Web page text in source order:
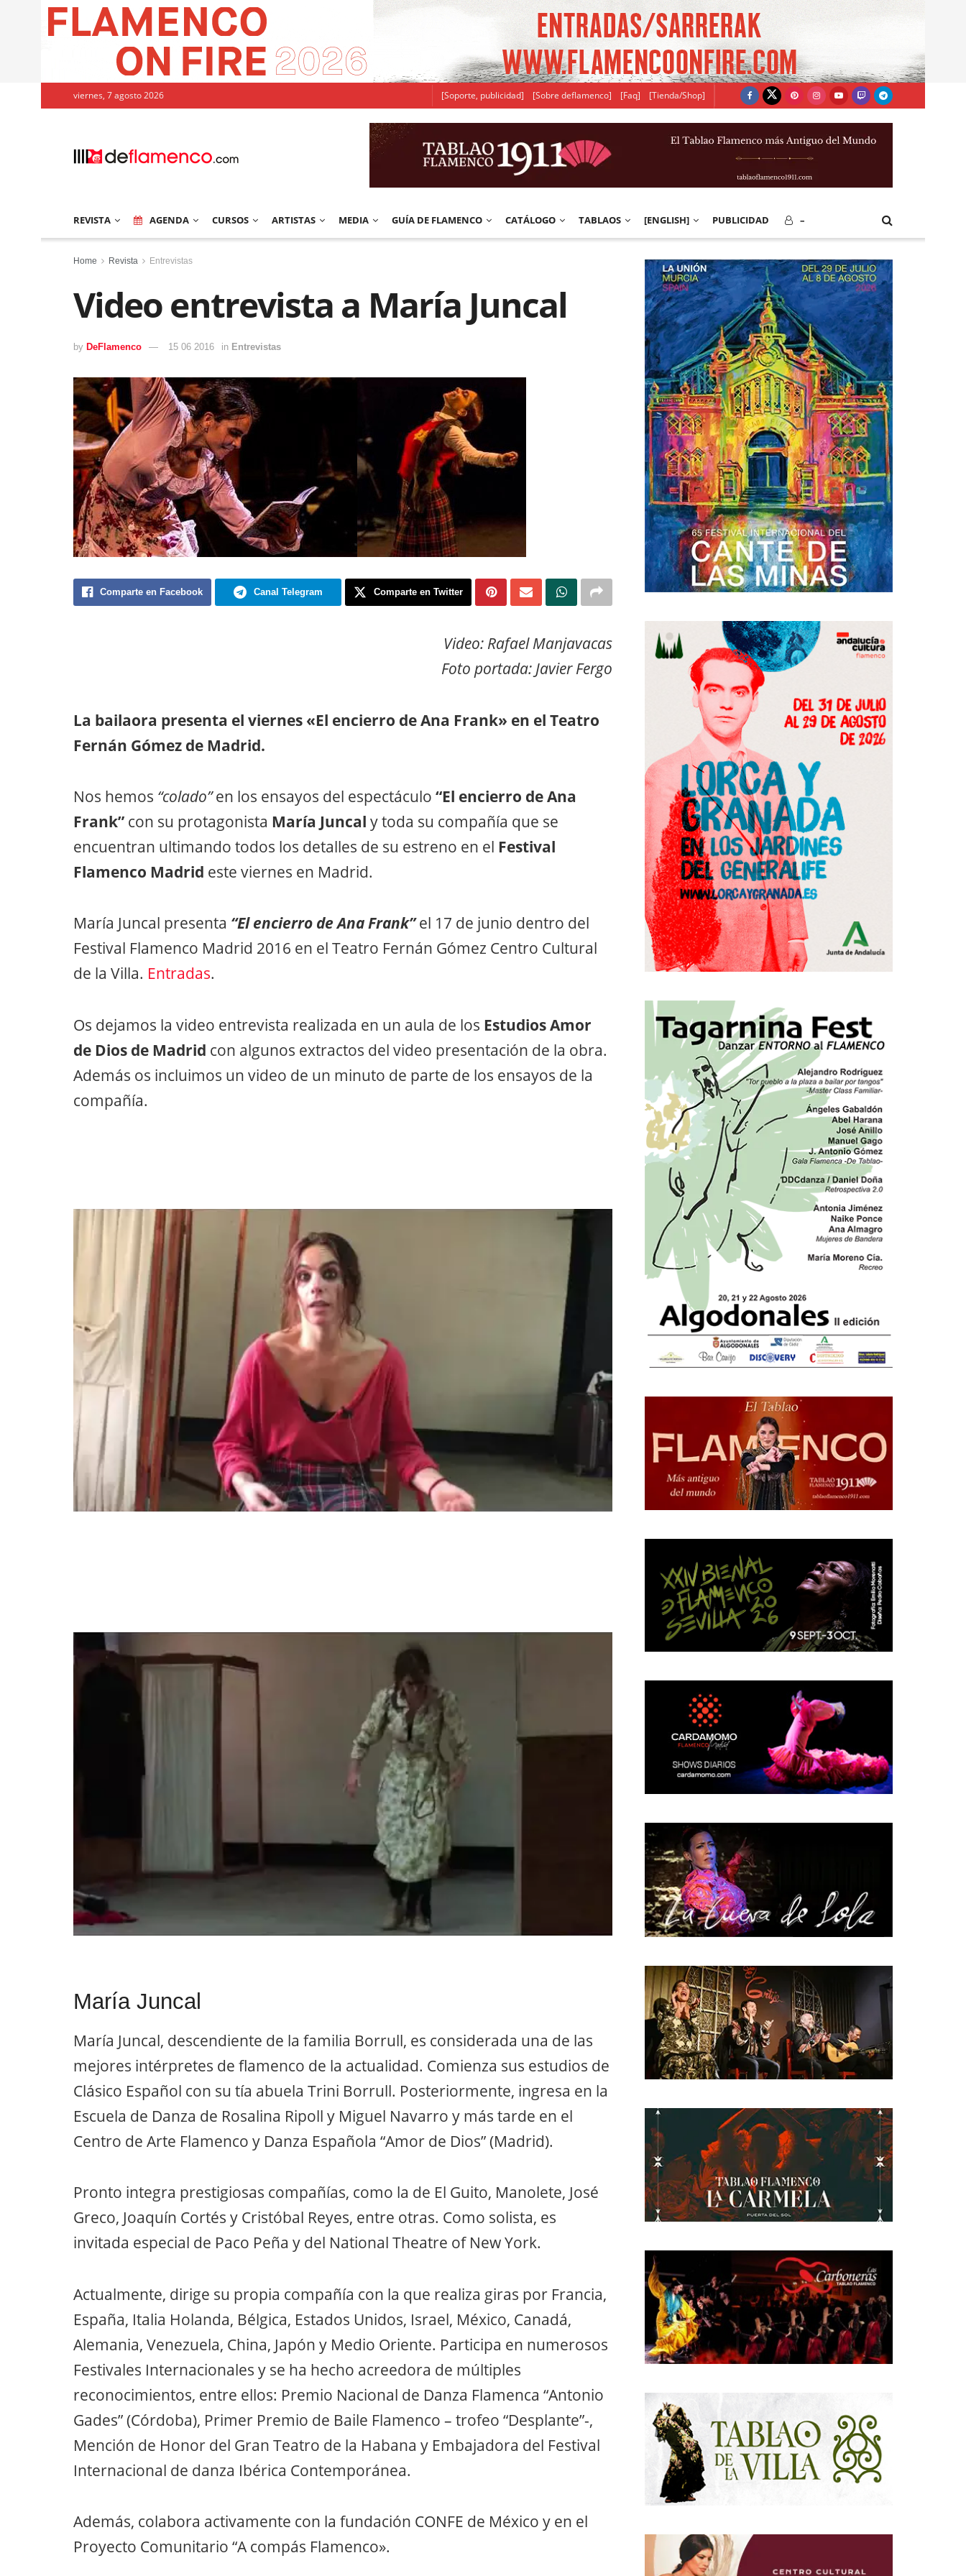
viernes, 7 agosto 2026 [Soporte, publicidad] [Sobre deflamenco] [Faq] [Tienda/Shop]
REVISTA AGENDA CURSOS ARTISTAS MEDIA GUÍA DE FLAMENCO CATÁLOGO TABLAOS [ENGLISH] PUBLICIDAD –
Home Revista Entrevistas
Video entrevista a María Juncal
by DeFlamenco 15 06 2016 in Entrevistas
Comparte en Facebook Canal Telegram Comparte en Twitter
Video: Rafael Manjavacas
Foto portada: Javier Fergo
La bailaora presenta el viernes «El encierro de Ana Frank» en el Teatro
Fernán Gómez de Madrid.
Nos hemos “colado”en los ensayos del espectáculo “El encierro de Ana
Frank” con su protagonista María Juncal y toda su compañía que se
encuentran ultimando todos los detalles de su estreno en el Festival
Flamenco Madrid este viernes en Madrid.
María Juncal presenta “El encierro de Ana Frank”el 17 de junio dentro del
Festival Flamenco Madrid 2016 en el Teatro Fernán Gómez Centro Cultural
de la Villa. Entradas.
Os dejamos la video entrevista realizada en un aula de los Estudios Amor
de Dios de Madrid con algunos extractos del video presentación de la obra.
Además os incluimos un video de un minuto de parte de los ensayos de la
compañía.
María Juncal
María Juncal, descendiente de la familia Borrull, es considerada una de las
mejores intérpretes de flamenco de la actualidad. Comienza sus estudios de
Clásico Español con su tía abuela Trini Borrull. Posteriormente, ingresa en la
Escuela de Danza de Rosalina Ripoll y Miguel Navarro y más tarde en el
Centro de Arte Flamenco y Danza Española “Amor de Dios” (Madrid).
Pronto integra prestigiosas compañías, como la de El Guito, Manolete, José
Greco, Joaquín Cortés y Cristóbal Reyes, entre otras. Como solista, es
invitada especial de Paco Peña y del National Theatre of New York.
Actualmente, dirige su propia compañía con la que realiza giras por Francia,
España, Italia Holanda, Bélgica, Estados Unidos, Israel, México, Canadá,
Alemania, Venezuela, China, Japón y Medio Oriente. Participa en numerosos
Festivales Internacionales y se ha hecho acreedora de múltiples
reconocimientos, entre ellos: Premio Nacional de Danza Flamenca “Antonio
Gades” (Córdoba), Primer Premio de Baile Flamenco – trofeo “Desplante”-,
Mención de Honor del Gran Teatro de la Habana y Embajadora del Festival
Internacional de danza Ibérica Contemporánea.
Además, colabora activamente con la fundación CONFE de México y en el
Proyecto Comunitario “A compás Flamenco».